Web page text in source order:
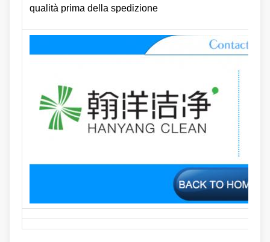
qualità prima della spedizione